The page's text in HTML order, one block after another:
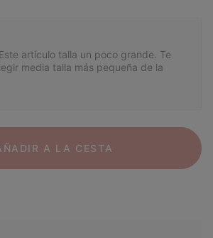
Este artículo talla un poco grande. Te
media talla más pequeña de la
A LA CESTA